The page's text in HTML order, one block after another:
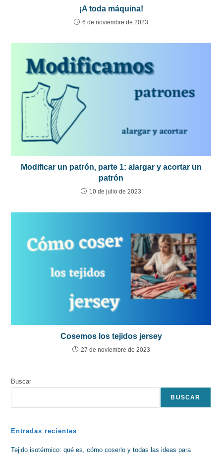
¡A toda máquina!
6 de noviembre de 2023
Modificar un patrón, parte 1: alargar y acortar un
patrón
10 de julio de 2023
Cosemos los tejidos jersey
27 de noviembre de 2023
Buscar
BUSCAR
Entradas recientes
Tejido isotérmico: qué es, cómo coserlo y todas las ideas para